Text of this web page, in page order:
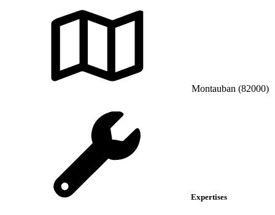
Montauban (82000)
Expertises